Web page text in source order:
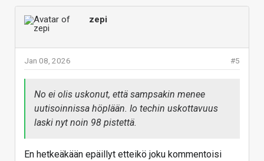
zepi
#5
Jan 08, 2026
No ei olis uskonut, että sampsakin menee
uutisoinnissa höplään. Io techin uskottavuus
laski nyt noin 98 pistettä.
En hetkeäkään epäillyt etteikö joku kommentoisi